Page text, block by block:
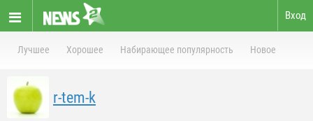
Вход
Лучшее Хорошее Набирающее популярность Новое
r-tem-k